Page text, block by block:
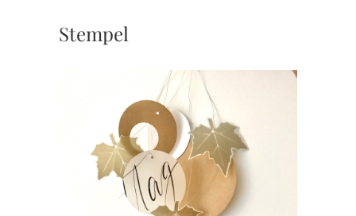
Stempel